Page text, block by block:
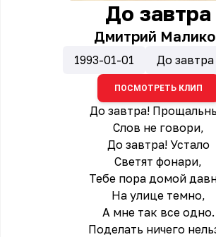
До завтра
Дмитрий
1993-01-01 До завтра
ПОСМОТРЕТЬ КЛИП
До завтра!
Слов не говори,
До завтра! Устало
Светят фонари,
Тебе пора домой
На улице темно,
А мне так все одно.
Поделать ничего